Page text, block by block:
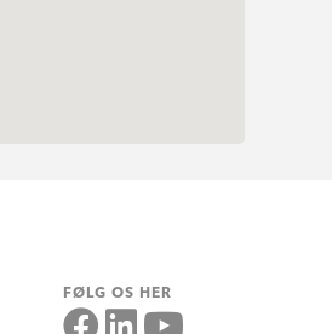
FØLG OS HER